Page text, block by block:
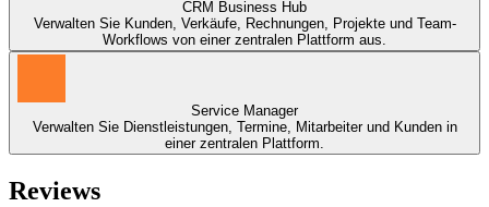
CRM Business Hub
Verwalten Sie Kunden, Verkäufe, Rechnungen, Projekte und Team-
Workflows von einer zentralen Plattform aus.
Service Manager
Verwalten Sie Dienstleistungen, Termine, Mitarbeiter und Kunden in
einer zentralen Plattform.
Reviews